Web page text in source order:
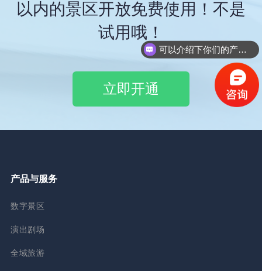
以内的景区开放免费使用！不是
试用哦！
立即开通
产品与服务
数字景区
演出剧场
全域旅游
可以介绍下你们的产品么？